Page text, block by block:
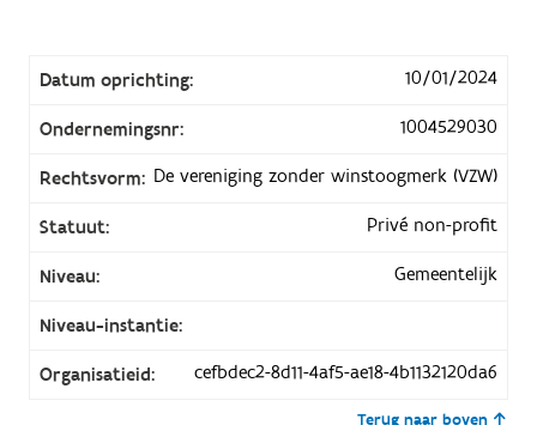
Datum oprichting: 10/01/2024
Ondernemingsnr: 1004529030
Rechtsvorm: De vereniging zonder winstoogmerk (VZW)
Statuut: Privé non-profit
Niveau: Gemeentelijk
Niveau-instantie:
Organisatieid: cefbdec2-8d11-4af5-ae18-4b1132120da6
Terug naar boven